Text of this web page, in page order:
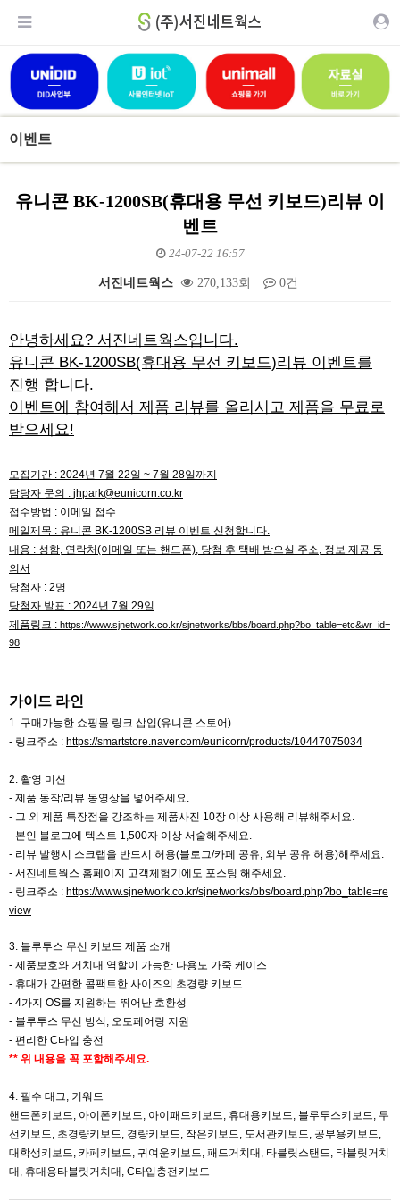
이벤트
유니콘 BK-1200SB(휴대용 무선 키보드)리뷰 이
벤트
24-07-22 16:57
서진네트웍스 270,133회 0건
안녕하세요? 서진네트웍스입니다.
유니콘 BK-1200SB(휴대용 무선 키보드)리뷰 이벤트를
진행 합니다.
이벤트에 참여해서 제품 리뷰를 올리시고 제품을 무료로
받으세요!
모집기간 : 2024년 7월 22일 ~ 7월 28일까지
담당자 문의 : jhpark@eunicorn.co.kr
접수방법 : 이메일 접수
메일제목 : 유니콘 BK-1200SB 리뷰 이벤트 신청합니다.
내용 : 성함, 연락처(이메일 또는 핸드폰), 당첨 후 택배 받으실 주소, 정보 제공 동
의서
당첨자 : 2명
당첨자 발표 : 2024년 7월 29일
제품링크 : https://www.sjnetwork.co.kr/sjnetworks/bbs/board.php?bo_table=etc&wr_id=
98
가이드 라인
1. 구매가능한 쇼핑몰 링크 삽입(유니콘 스토어)
- 링크주소 : https://smartstore.naver.com/eunicorn/products/10447075034
2. 촬영 미션
- 제품 동작/리뷰 동영상을 넣어주세요.
- 그 외 제품 특장점을 강조하는 제품사진 10장 이상 사용해 리뷰해주세요.
- 본인 블로그에 텍스트 1,500자 이상 서술해주세요.
- 리뷰 발행시 스크랩을 반드시 허용(블로그/카페 공유, 외부 공유 허용)해주세요.
- 서진네트웍스 홈페이지 고객체험기에도 포스팅 해주세요.
- 링크주소 : https://www.sjnetwork.co.kr/sjnetworks/bbs/board.php?bo_table=re
view
3. 블루투스 무선 키보드 제품 소개
- 제품보호와 거치대 역할이 가능한 다용도 가죽 케이스
- 휴대가 간편한 콤팩트한 사이즈의 초경량 키보드
- 4가지 OS를 지원하는 뛰어난 호환성
- 블루투스 무선 방식, 오토페어링 지원
- 편리한 C타입 충전
** 위 내용을 꼭 포함해주세요.
4. 필수 태그, 키워드
핸드폰키보드, 아이폰키보드, 아이패드키보드, 휴대용키보드, 블루투스키보드, 무
선키보드, 초경량키보드, 경량키보드, 작은키보드, 도서관키보드, 공부용키보드,
대학생키보드, 카페키보드, 귀여운키보드, 패드거치대, 타블릿스탠드, 타블릿거치
대, 휴대용타블릿거치대, C타입충전키보드